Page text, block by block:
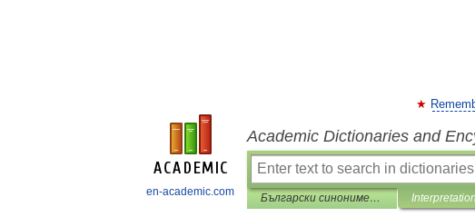
en-academic.com
Academic Dictionaries and
Български синонимен речник